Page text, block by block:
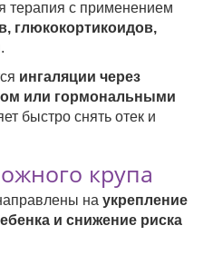
терапия с применением
глюкокортикоидов,
.
ингаляции через
или гормональными
быстро снять отек и
крупа
на укрепление
и снижение риска